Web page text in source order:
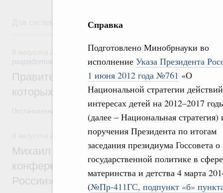
Справка
Подготовлено Минобрнауки во
исполнение Указа Президента
1 июня 2012 года №761 «О
Национальной стратегии
интересах детей на 2012–2017
(далее – Национальная стратегия)
поручения Президента по итогам
заседания президиума Госсовета о
государственной политике в
материнства и детства 4 марта
(№Пр-411ГС, подпункт «б»
Для системного поиска перейдите в раздел "Поиск по
Государственная политика в сфере
разработок
Правительство расширило перечень
которых освобождаются от НДФЛ
Отрасль информационных технологий
Михаил Мишустин дал поручения по
конференции «Цифровая индустрия
России»